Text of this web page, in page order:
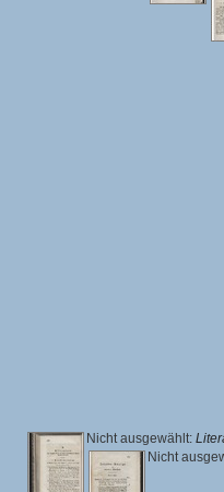
Nicht ausgewählt:
Nicht